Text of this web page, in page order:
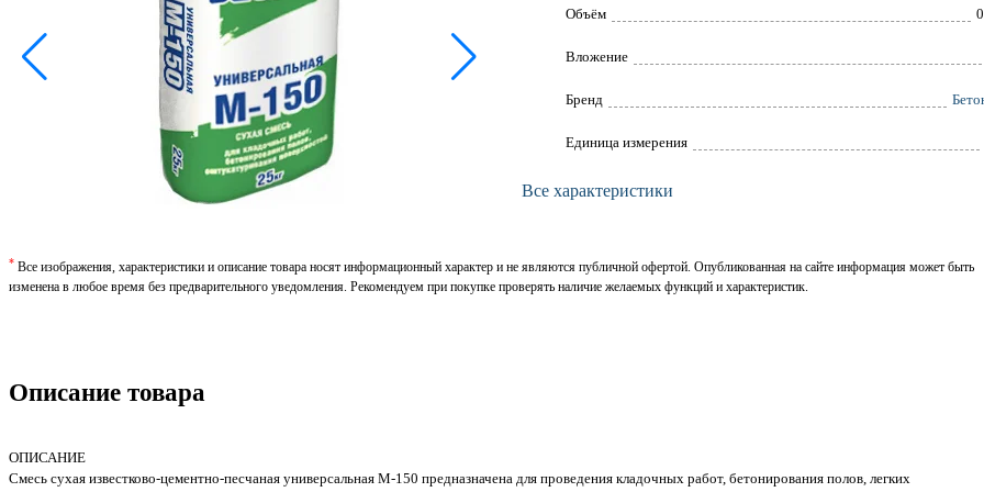
Объём
Вложение
Брeнд
Единица измерения
Все характеристики
* Все изображения, характеристики и описание товара носят информационный характер и не являются публичной офертой. Опубликованная на сайте информация может быть
изменена в любое время без предварительного уведомления. Рекомендуем при покупке проверять наличие желаемых функций и характеристик.
Описание товара
ОПИСАНИЕ
Смесь сухая известково-цементно-песчаная универсальная М-150 предназначена для проведения кладочных работ, бетонирования полов, легких